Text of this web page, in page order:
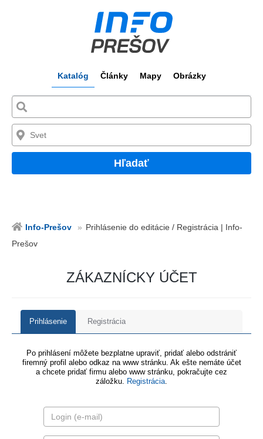
Katalóg Články Mapy Obrázky
Hľadať
Info-Prešov
Prihlásenie do editácie / Registrácia | Info-
Prešov
ZÁKAZNÍCKY ÚČET
Prihlásenie Registrácia
Po prihlásení môžete bezplatne upraviť, pridať alebo odstrániť
firemný profil alebo odkaz na www stránku. Ak ešte nemáte účet
a chcete pridať firmu alebo www stránku, pokračujte cez
záložku. Registrácia.